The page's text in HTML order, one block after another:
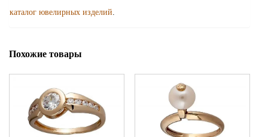
каталог ювелирных изделий
Похожие товары